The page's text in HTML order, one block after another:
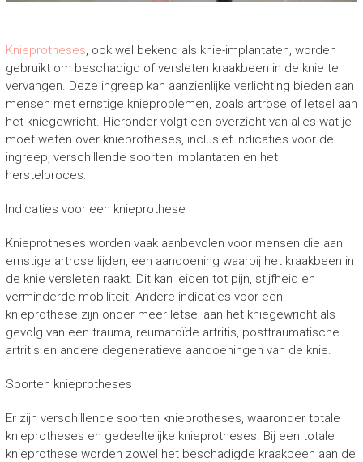
Knieprotheses, ook wel bekend als knie-implantaten, worden
gebruikt om beschadigd of versleten kraakbeen in de knie te
vervangen. Deze ingreep kan aanzienlijke verlichting bieden aan
mensen met ernstige knieproblemen, zoals artrose of letsel aan
het kniegewricht. Hieronder volgt een overzicht van alles wat je
moet weten over knieprotheses, inclusief indicaties voor de
ingreep, verschillende soorten implantaten en het
herstelproces.
Indicaties voor een knieprothese
Knieprotheses worden vaak aanbevolen voor mensen die aan
ernstige artrose lijden, een aandoening waarbij het kraakbeen in
de knie versleten raakt. Dit kan leiden tot pijn, stijfheid en
verminderde mobiliteit. Andere indicaties voor een
knieprothese zijn onder meer letsel aan het kniegewricht als
gevolg van een trauma, reumatoïde artritis, posttraumatische
artritis en andere degeneratieve aandoeningen van de knie.
Soorten knieprotheses
Er zijn verschillende soorten knieprotheses, waaronder totale
knieprotheses en gedeeltelijke knieprotheses. Bij een totale
knieprothese worden zowel het beschadigde kraakbeen aan de